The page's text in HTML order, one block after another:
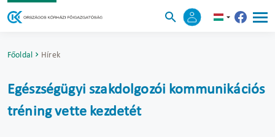
Főoldal Hírek
Egészségügyi szakdolgozói kommunikációs
tréning vette kezdetét